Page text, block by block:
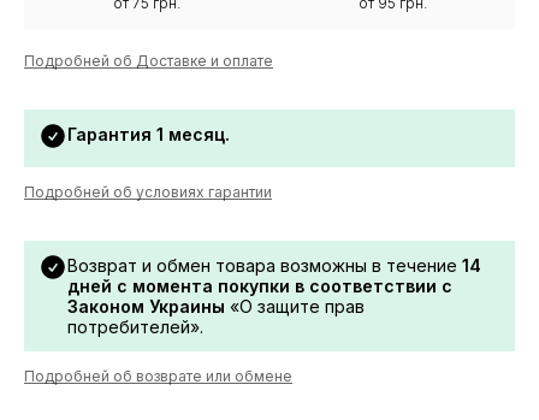
Подробней об Доставке и оплате
Гарантия 1 месяц.
Подробней об условиях гарантии
Возврат и обмен товара возможны в течение 14
дней с момента покупки в соответствии с
Законом Украины «О защите прав
потребителей».
Подробней об возврате или обмене